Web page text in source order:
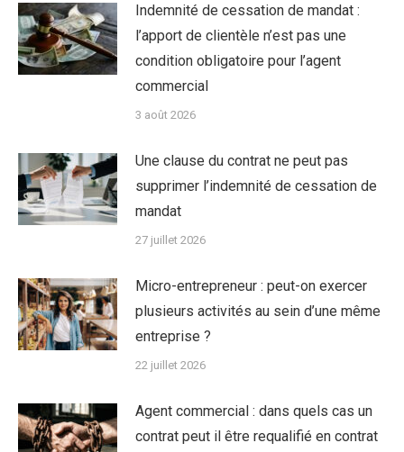
Indemnité de cessation de mandat :
l’apport de clientèle n’est pas une
condition obligatoire pour l’agent
commercial
3 août 2026
Une clause du contrat ne peut pas
supprimer l’indemnité de cessation de
mandat
27 juillet 2026
Micro-entrepreneur : peut-on exercer
plusieurs activités au sein d’une même
entreprise ?
22 juillet 2026
Agent commercial : dans quels cas un
contrat peut il être requalifié en contrat